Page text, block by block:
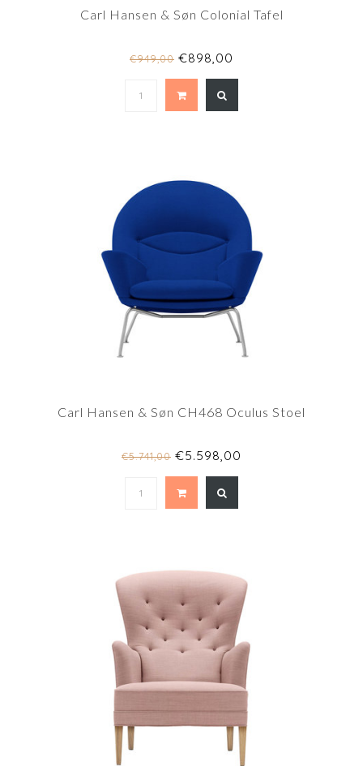
Carl Hansen & Søn Colonial Tafel
€949,00 €898,00
Carl Hansen & Søn CH468 Oculus Stoel
€5.741,00 €5.598,00